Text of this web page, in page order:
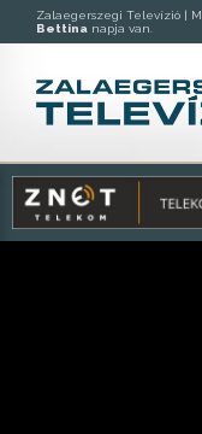
Zalaegerszegi Televízió |
Bettina napja van.